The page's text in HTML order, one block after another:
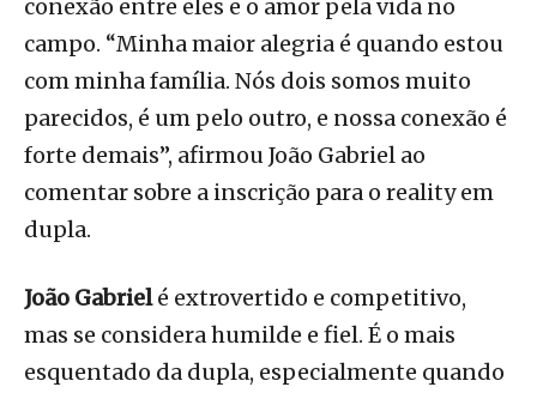
conexão entre eles e o amor pela vida no
campo. “Minha maior alegria é quando estou
com minha família. Nós dois somos muito
parecidos, é um pelo outro, e nossa conexão é
forte demais”, afirmou João Gabriel ao
comentar sobre a inscrição para o reality em
dupla.
João Gabrielé extrovertido e competitivo,
mas se considera humilde e fiel. É o mais
esquentado da dupla, especialmente quando